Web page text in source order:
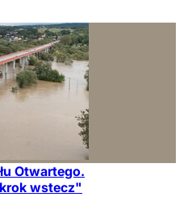
Otwartego.
wstecz"